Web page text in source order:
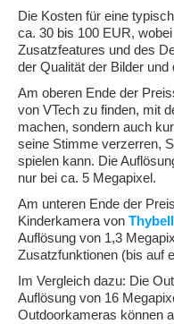
Die Kosten für eine
ca. 30 bis 100 EUR,
Zusatzfeatures und des
der Qualität der Bilder
Am oberen Ende der
von VTech zu finden, mit
machen, sondern auch
seine Stimme verzerren,
spielen kann. Die
nur bei ca. 5 Megapixel.
Am unteren Ende der
Kinderkamera von
Auflösung von 1,3
Zusatzfunktionen (bis auf
Im Vergleich dazu: Die
Auflösung von 16
Outdoorkameras können